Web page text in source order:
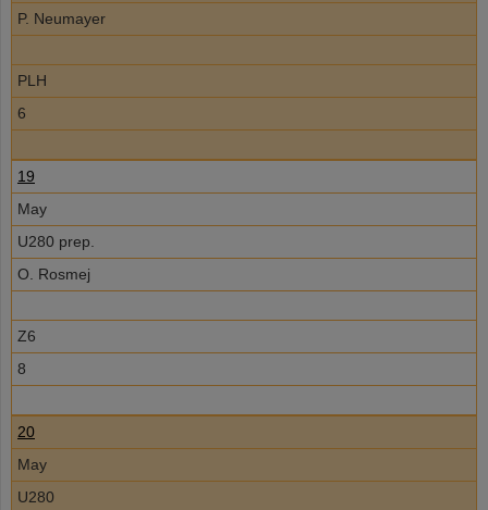
P. Neumayer
PLH
6
19
May
U280 prep.
O. Rosmej
Z6
8
20
May
U280